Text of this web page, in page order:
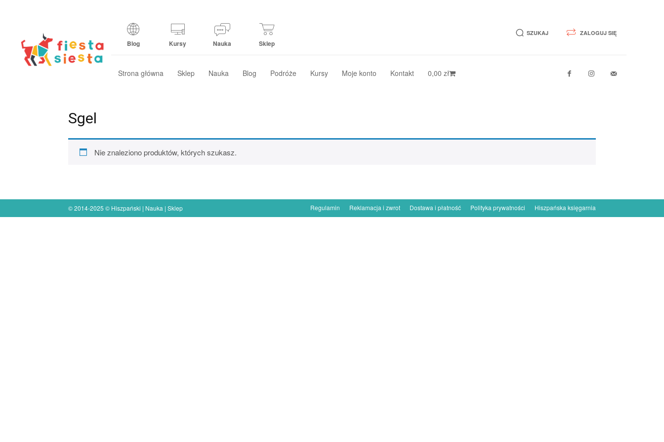
Blog Kursy Nauka Sklep
SZUKAJ ZALOGUJ SIĘ
Strona główna Sklep Nauka Blog Podróże Kursy Moje konto Kontakt 0,00 zł
Sgel
Nie znaleziono produktów, których szukasz.
Regulamin Reklamacja i zwrot Dostawa i płatność Polityka prywatności Hiszpańska księgarnia
© 2014-2025 © Hiszpański | Nauka | Sklep